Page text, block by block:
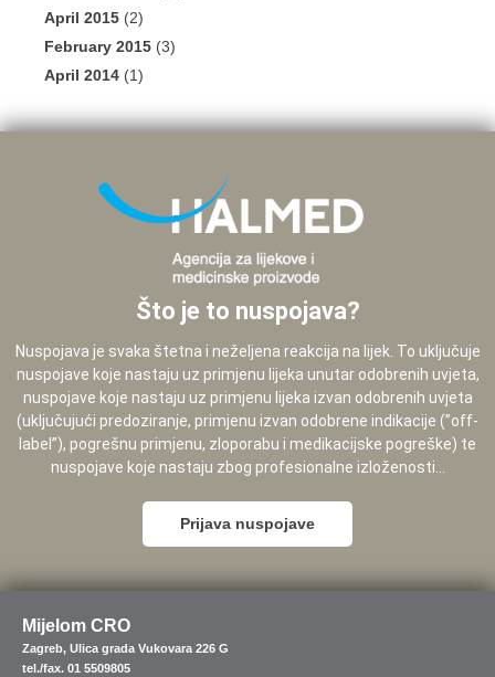
April 2015 (2)
February 2015 (3)
April 2014 (1)
Što je to nuspojava?
Nuspojava je svaka štetna i neželjena reakcija na lijek. To uključuje
nuspojave koje nastaju uz primjenu lijeka unutar odobrenih uvjeta,
nuspojave koje nastaju uz primjenu lijeka izvan odobrenih uvjeta
(uključujući predoziranje, primjenu izvan odobrene indikacije (”off-
label”), pogrešnu primjenu, zloporabu i medikacijske pogreške) te
nuspojave koje nastaju zbog profesionalne izloženosti...
Prijava nuspojave
Mijelom CRO
Zagreb, Ulica grada Vukovara 226 G
tel./fax. 01 5509805